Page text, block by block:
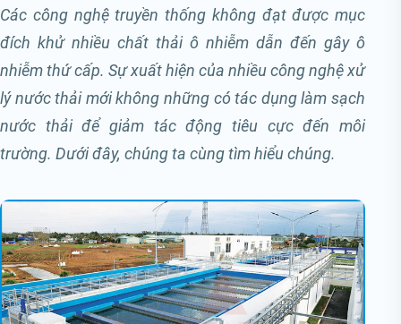
Các công nghệ truyền thống không đạt được mục
đích khử nhiều chất thải ô nhiễm dẫn đến gây ô
nhiễm thứ cấp. Sự xuất hiện của nhiều công nghệ xử
lý nước thải mới không những có tác dụng làm sạch
nước thải để giảm tác động tiêu cực đến môi
trường. Dưới đây, chúng ta cùng tìm hiểu chúng.